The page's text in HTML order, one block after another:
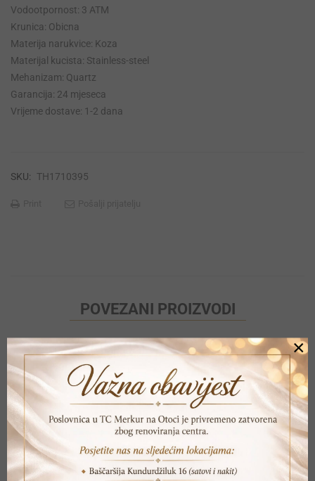
Vodootpornost: 3 ATM
Krunica: Obicna
Materija narukvice: Koza
Materijal kucista: Stainless-steel
Mehanizam: Quartz
Garancija: 24 mjeseca
Vrijeme dostave: 1-2 dana
SKU: TH1710395
POVEZANI PROIZVODI
×